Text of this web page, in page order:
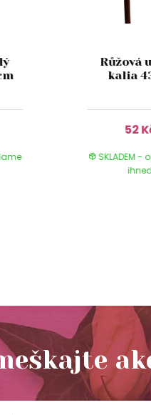
Růžová
kalia
52
SKLADEM